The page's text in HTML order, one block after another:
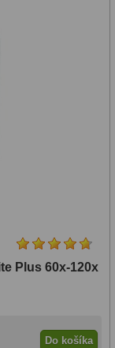
Plus 60x-120x
Do košíka